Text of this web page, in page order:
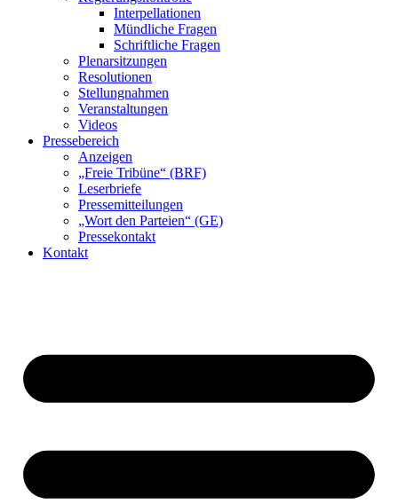
Interpellationen
Mündliche Fragen
Schriftliche Fragen
Plenarsitzungen
Resolutionen
Stellungnahmen
Veranstaltungen
Videos
Pressebereich
Anzeigen
„Freie Tribüne“ (BRF)
Leserbriefe
Pressemitteilungen
„Wort den Parteien“ (GE)
Pressekontakt
Kontakt